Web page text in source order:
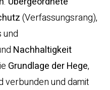
(Verfassungsrang),
und
Nachhaltigkeit
Grundlage der Hege,
verbunden und damit